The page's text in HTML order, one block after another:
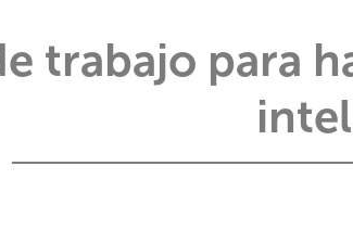
trabajo para